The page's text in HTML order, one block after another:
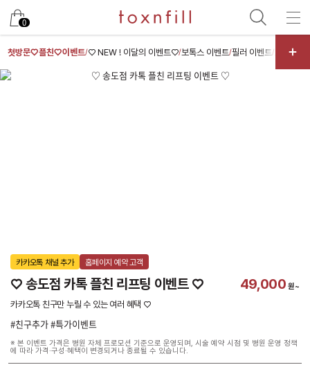
0
첫방문♡플친♡이벤트/♡ NEW ! 이달의 이벤트♡/보톡스 이벤트/필러 이벤트/ 스킨부스
카카오톡 채널 추가 홈페이지 예약 고객
♡ 송도점 카톡 플친 리프팅 이벤트 ♡ 49,000 원~
카카
카카오톡 친구만 누릴 수 있는 여러 혜택 ♡
#친구추가 #특가이벤트
※ 본 이벤트 가격은 병원 자체 프로모션 기준으로 운영되며, 시술 예약 시점 및 병원 운영 정책
에 따라 가격·구성·혜택이 변경되거나 종료될 수 있습니다.